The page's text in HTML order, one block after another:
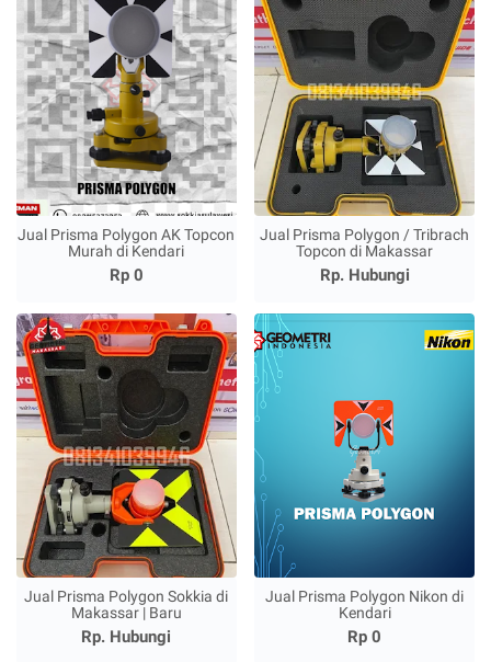
Jual Prisma Polygon AK Topcon
Murah di Kendari
Rp 0
Jual Prisma Polygon / Tribrach
Topcon di Makassar
Rp. Hubungi
Jual Prisma Polygon Sokkia di
Makassar | Baru
Rp. Hubungi
Jual Prisma Polygon Nikon di
Kendari
Rp 0